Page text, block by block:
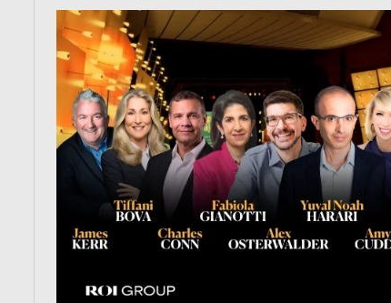
https://tinyurl.com/363fvfm9